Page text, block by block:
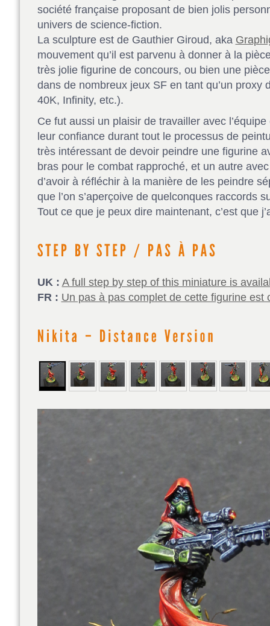
société française proposant de bien jolis
univers de science-fiction.
La sculpture est de Gauthier Giroud, aka
mouvement qu’il est parvenu à donner à la
très jolie figurine de concours, ou bien une pièce
dans de nombreux jeux SF en tant qu’un proxy
40K, Infinity, etc.).
Ce fut aussi un plaisir de travailler avec l’équipe
leur confiance durant tout le processus de
très intéressant de devoir peindre une figurine
bras pour le combat rapproché, et un autre
d’avoir à réfléchir à la manière de les peindre
que l’on s’aperçoive de quelconques raccords
Tout ce que je peux dire maintenant, c’est que
UK : A full step by step of this miniature is
FR : Un pas à pas complet de cette figurine est